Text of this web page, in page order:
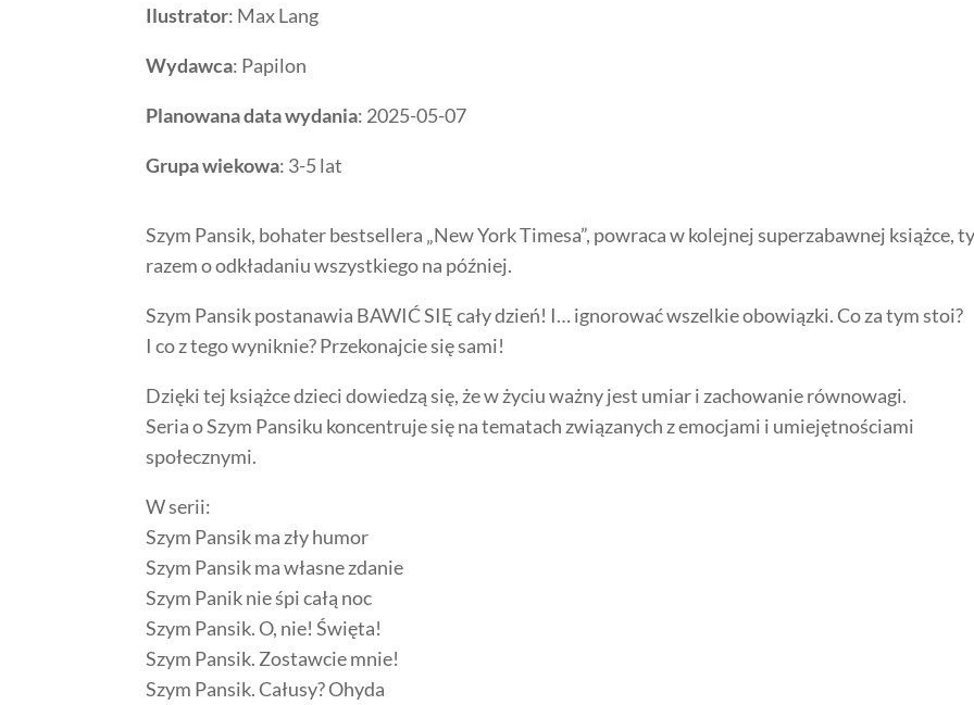
Ilustrator: Max Lang
Wydawca: Papilon
Planowana data wydania: 2025-05-07
Grupa wiekowa: 3-5 lat
Szym Pansik, bohater bestsellera „New York Timesa”, powraca w kolejnej superzabawnej książce,
razem o odkładaniu wszystkiego na później.
Szym Pansik postanawia BAWIĆ SIĘ cały dzień! I… ignorować wszelkie obowiązki. Co za tym stoi?
I co z tego wyniknie? Przekonajcie się sami!
Dzięki tej książce dzieci dowiedzą się, że w życiu ważny jest umiar i zachowanie równowagi.
Seria o Szym Pansiku koncentruje się na tematach związanych z emocjami i umiejętnościami
społecznymi.
W serii:
Szym Pansik ma zły humor
Szym Pansik ma własne zdanie
Szym Panik nie śpi całą noc
Szym Pansik. O, nie! Święta!
Szym Pansik. Zostawcie mnie!
Szym Pansik. Całusy? Ohyda